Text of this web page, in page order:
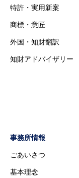
特許・実用新案
商標・意匠
外国・知財翻訳
知財アドバイザリー
事務所情報
ごあいさつ
基本理念